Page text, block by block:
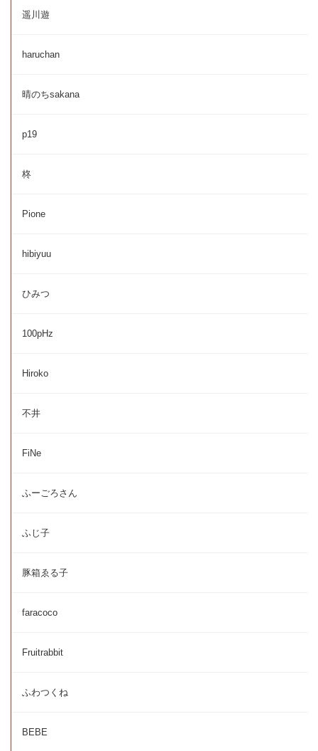
遥川遊
haruchan
晴のちsakana
p19
柊
Pione
hibiyuu
ひみつ
100pHz
Hiroko
不井
FiNe
ふーごろさん
ふじ子
豚箱ゑる子
faracoco
Fruitrabbit
ふわつくね
BEBE